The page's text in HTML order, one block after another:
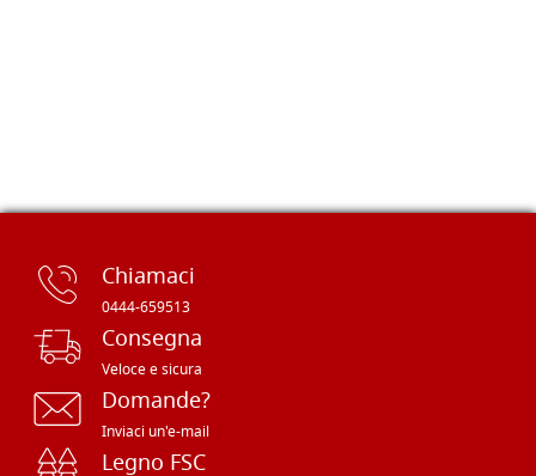
Chiamaci
0444-659513
Consegna
Veloce e sicura
Domande?
Inviaci un'e-mail
Legno FSC